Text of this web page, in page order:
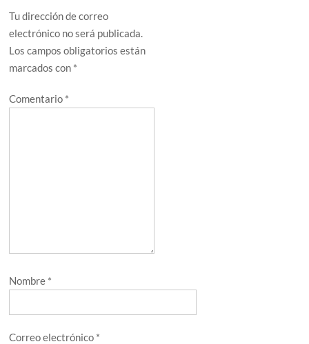
Tu dirección de correo
electrónico no será publicada.
Los campos obligatorios están
marcados con *
Comentario *
Nombre *
Correo electrónico *